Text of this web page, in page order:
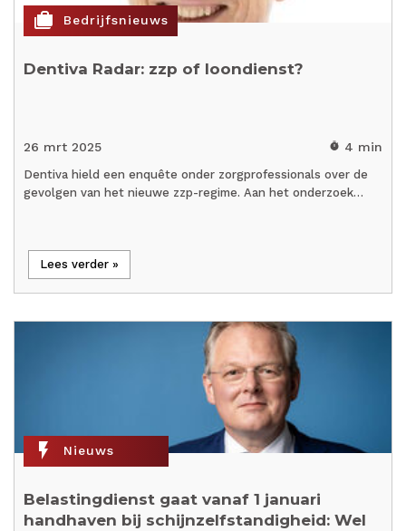
cases Bedrijfsnieuws
Dentiva Radar: zzp of loondienst?
26 mrt 2025 timer 4 min
Dentiva hield een enquête onder zorgprofessionals over de
gevolgen van het nieuwe zzp-regime. Aan het onderzoek…
Lees verder »
flash_on Nieuws
Belastingdienst gaat vanaf 1 januari
handhaven bij schijnzelfstandigheid: Wel